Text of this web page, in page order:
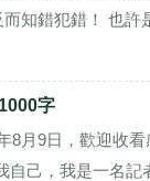
知錯犯錯！ 也許
字
8月9日，歡迎收看
自己，我是一名記